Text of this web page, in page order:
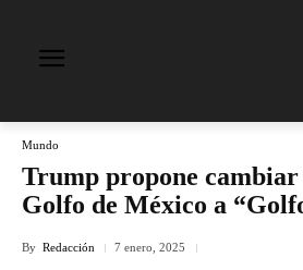
Mundo
Trump propone
Golfo de México a
By Redacción 7 enero, 2025